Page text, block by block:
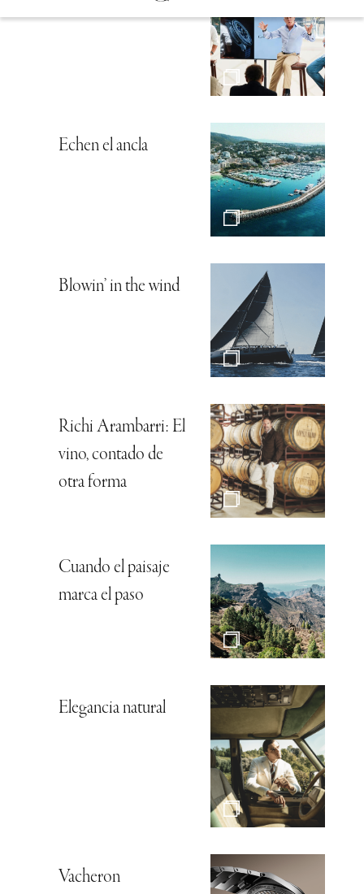
Hambre de mar
Echen el ancla
Blowin’ in the wind
Richi Arambarri: El
vino, contado de
otra forma
Cuando el paisaje
marca el paso
Elegancia natural
Vacheron